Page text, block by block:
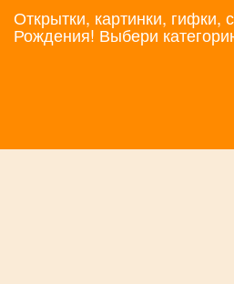
Открытки, картинки, гифки,
Рождения! Выбери